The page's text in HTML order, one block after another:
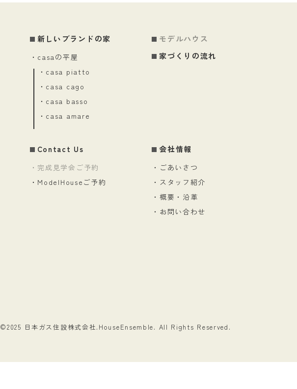
新しいブランドの家
・casaの平屋
・casa piatto
・casa cago
・casa basso
・casa amare
モデルハウス
家づくりの流れ
Contact Us
・完成見学会ご予約
・ModelHouseご予約
会社情報
・ごあいさつ
・スタッフ紹介
・概要・沿革
・お問い合わせ
©2025 日本ガス住設株式会社. HouseEnsemble. All Rights Reserved.